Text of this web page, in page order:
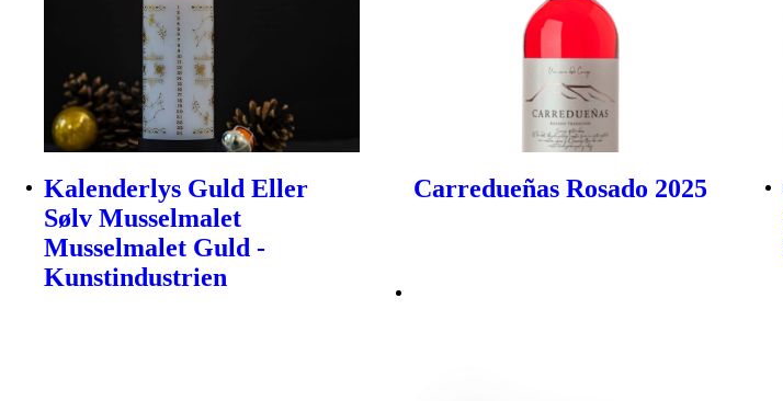
Kalenderlys Guld Eller
Sølv Musselmalet
Musselmalet Guld -
Kunstindustrien
Carredueñas Rosado 2025